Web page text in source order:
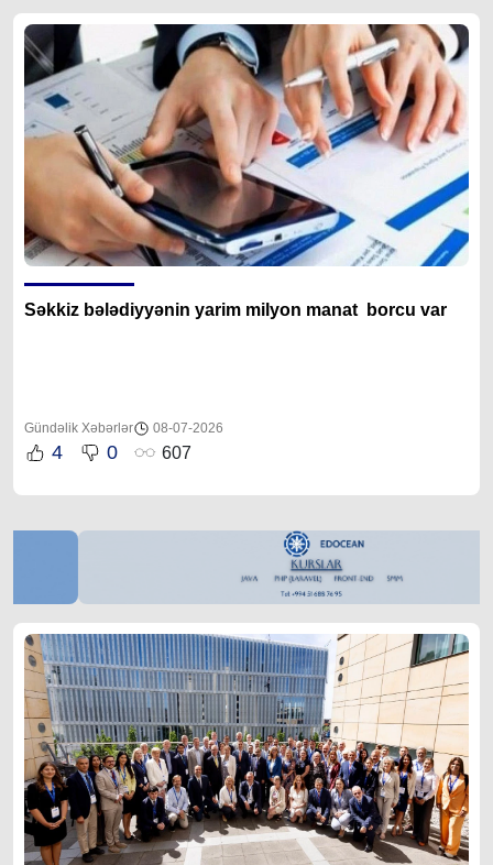
Səkkiz bələdiyyənin yarim milyon manat borcu var
Gündəlik Xəbərlər 08-07-2026
4 0 607